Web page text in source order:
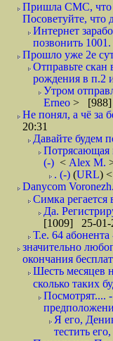
Пришла СМС, что
Посоветуйте, что
Интернет
позвонить
Прошло уже 2е
Отправьте
рождения в п.2
Утром
Erneo > [988]
Не понял, а чё за
20:31
Давайте будем
Потрясающая
(-) < Alex M.
. (-) (URL) <
Danycom
Симка
Да.
[1009] 25-01-
Т.е. 64
значительно
окончания
Шесть месяцев
сколько таких
Посмотрят....
Я его,
тестить